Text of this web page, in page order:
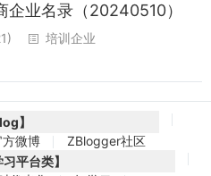
业名录（20240510）
培训企业
】
微博
ZBlogger社区
平台类】